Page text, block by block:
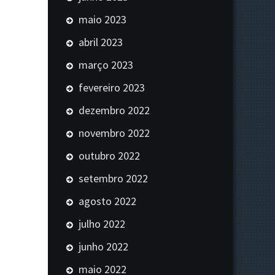
maio 2023
abril 2023
março 2023
fevereiro 2023
dezembro 2022
novembro 2022
outubro 2022
setembro 2022
agosto 2022
julho 2022
junho 2022
maio 2022